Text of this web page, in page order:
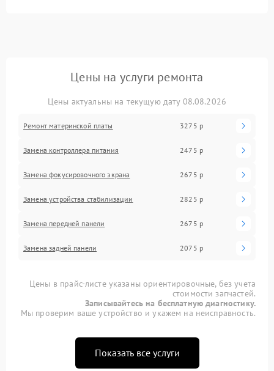
Цены на услуги ремонта
Цены актуальны на текущую дату 08.08.2026
Ремонт материнской платы 3275 р
Замена контроллера питания 2475 р
Замена фокусировочного экрана 2675 р
Замена устройства стабилизации 2825 р
Замена передней панели 2675 р
Замена задней панели 2075 р
Цены в прайс-листе указаны ориентировочные, без учета
стоимости запчастей.
Записывайтесь на бесплатную диагностику.
Мы проверим ваше устройство и укажем на неисправность.
Показать все услуги